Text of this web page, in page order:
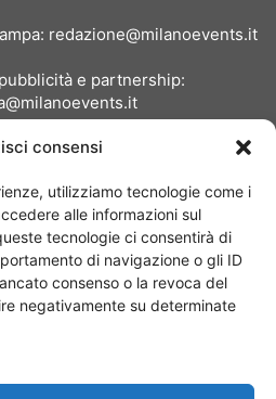
consensi
utilizziamo tecnologie come i
alle informazioni sul
tecnologie ci consentirà di
di navigazione o gli ID
consenso o la revoca del
negativamente su determinate
redazione@milanoevents.it
e partnership: